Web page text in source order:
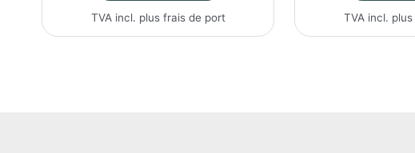
TVA incl. plus frais de port TVA incl. plus